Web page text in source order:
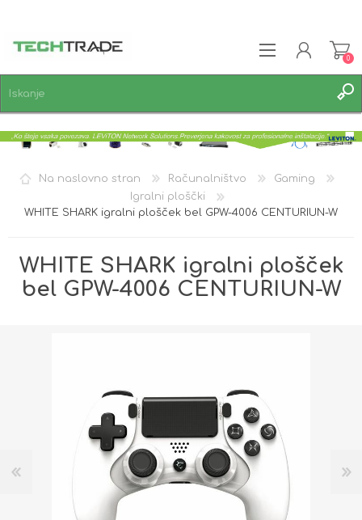
PRIJAVA
0
Na naslovno stran Računalništvo
Gaming
Igralni ploščki
WHITE SHARK igralni plošček bel GPW-4006 CENTURIUN-W
WHITE SHARK igralni plošček
bel GPW-4006 CENTURIUN-W